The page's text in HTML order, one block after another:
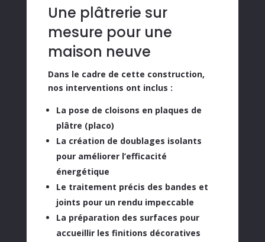
Une plâtrerie sur
mesure pour une
maison neuve
Dans le cadre de cette construction,
nos interventions ont inclus :
La pose de cloisons en plaques de
plâtre (placo)
La création de doublages isolants
pour améliorer l’efficacité
énergétique
Le traitement précis des bandes et
joints pour un rendu impeccable
La préparation des surfaces pour
accueillir les finitions décoratives